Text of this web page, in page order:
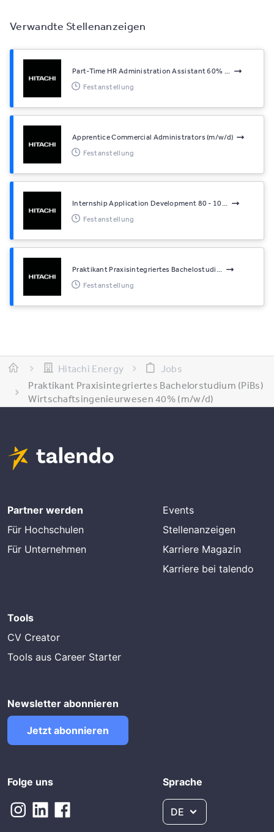
Verwandte Stellenanzeigen
Part-Time HR Administration Assistant 60% ...
Festanstellung
Apprentice Commercial Administrators (m/w/d)
Festanstellung
Internship Application Development 80 - 10...
Festanstellung
Praktikant Praxisintegriertes Bachelostudi...
Festanstellung
Hitachi Energy
Jobs
Praktikant Praxisintegriertes Bachelorstudium (PiBs)
Wirtschaftsingenieurwesen 40% (m/w/d)
Partner werden
Für Hochschulen
Für Unternehmen
Events
Stellenanzeigen
Karriere Magazin
Karriere bei talendo
Tools
CV Creator
Tools aus Career Starter
Newsletter abonnieren
Jetzt abonnieren
Folge uns Sprache
DE